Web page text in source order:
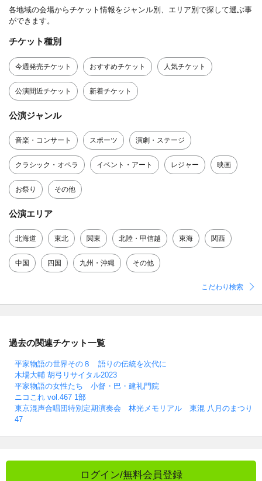
各地域の会場からチケット情報をジャンル別、エリア別で探して選ぶ事
ができます。
チケット種別
今週発売チケット おすすめチケット 人気チケット
公演間近チケット 新着チケット
公演ジャンル
音楽・コンサート スポーツ 演劇・ステージ
クラシック・オペラ イベント・アート レジャー 映画
お祭り その他
公演エリア
北海道 東北 関東 北陸・甲信越 東海 関西
中国 四国 九州・沖縄 その他
こだわり検索
過去の関連チケット一覧
平家物語の世界その８ 語りの伝統を次代に
木場大輔 胡弓リサイタル2023
平家物語の女性たち 小督・巴・建礼門院
ニコこれ vol.467 1部
東京混声合唱団特別定期演奏会 林光メモリアル 東混 八月のまつり
47
ログイン/無料会員登録